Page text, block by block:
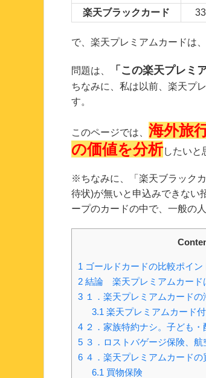
楽天ブラックカード
で、楽天プレミアムカードは
問題は、 「この楽天プレミ
ちなみに、私は以前、楽天プ
す。
このページでは、 海外旅
の価値を分析したいと
※ちなみに、「楽天ブラック
待状)が無いと申込みできない
ープのカードの中で、一般の
1 ゴールドカードの比較ポイン
2 結論 楽天プレミアムカード
3 １．楽天プレミアムカード
3.1 楽天プレミアムカード
4 ２．家族特約ナシ。子ども
5 ３．ロストバゲージ保険、航
6 ４．楽天プレミアムカード
6.1 買物保険